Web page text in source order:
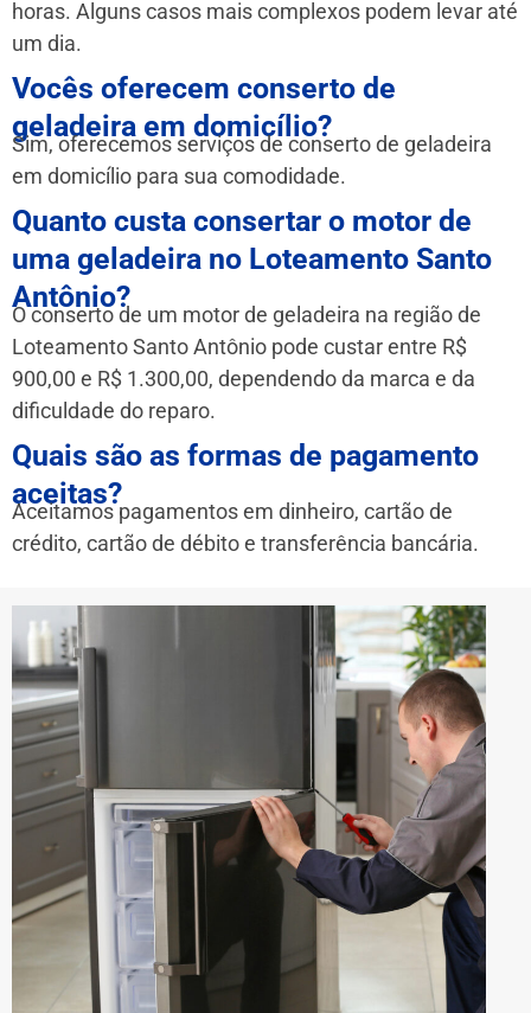
horas. Alguns casos mais complexos podem levar até
um dia.
Vocês oferecem conserto de
geladeira em domicílio?
Sim, oferecemos serviços de conserto de geladeira
em domicílio para sua comodidade.
Quanto custa consertar o motor de
uma geladeira no Loteamento Santo
Antônio?
O conserto de um motor de geladeira na região de
Loteamento Santo Antônio pode custar entre R$
900,00 e R$ 1.300,00, dependendo da marca e da
dificuldade do reparo.
Quais são as formas de pagamento
aceitas?
Aceitamos pagamentos em dinheiro, cartão de
crédito, cartão de débito e transferência bancária.